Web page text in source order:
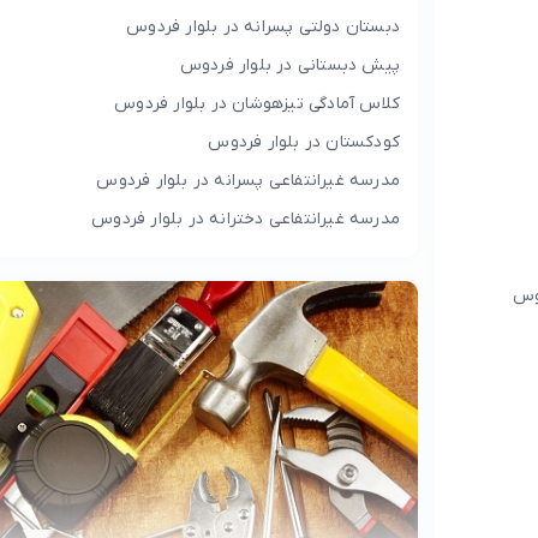
دبستان دولتی پسرانه در بلوار فردوس
پیش دبستانی در بلوار فردوس
کلاس آمادگی تیزهوشان در بلوار فردوس
کودکستان در بلوار فردوس
مدرسه غیرانتفاعی پسرانه در بلوار فردوس
مدرسه غیرانتفاعی دخترانه در بلوار فردوس